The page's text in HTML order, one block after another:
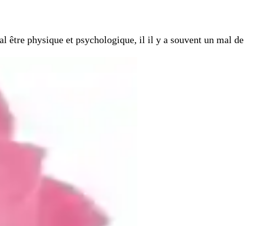
être physique et psychologique, il il y a souvent un mal de